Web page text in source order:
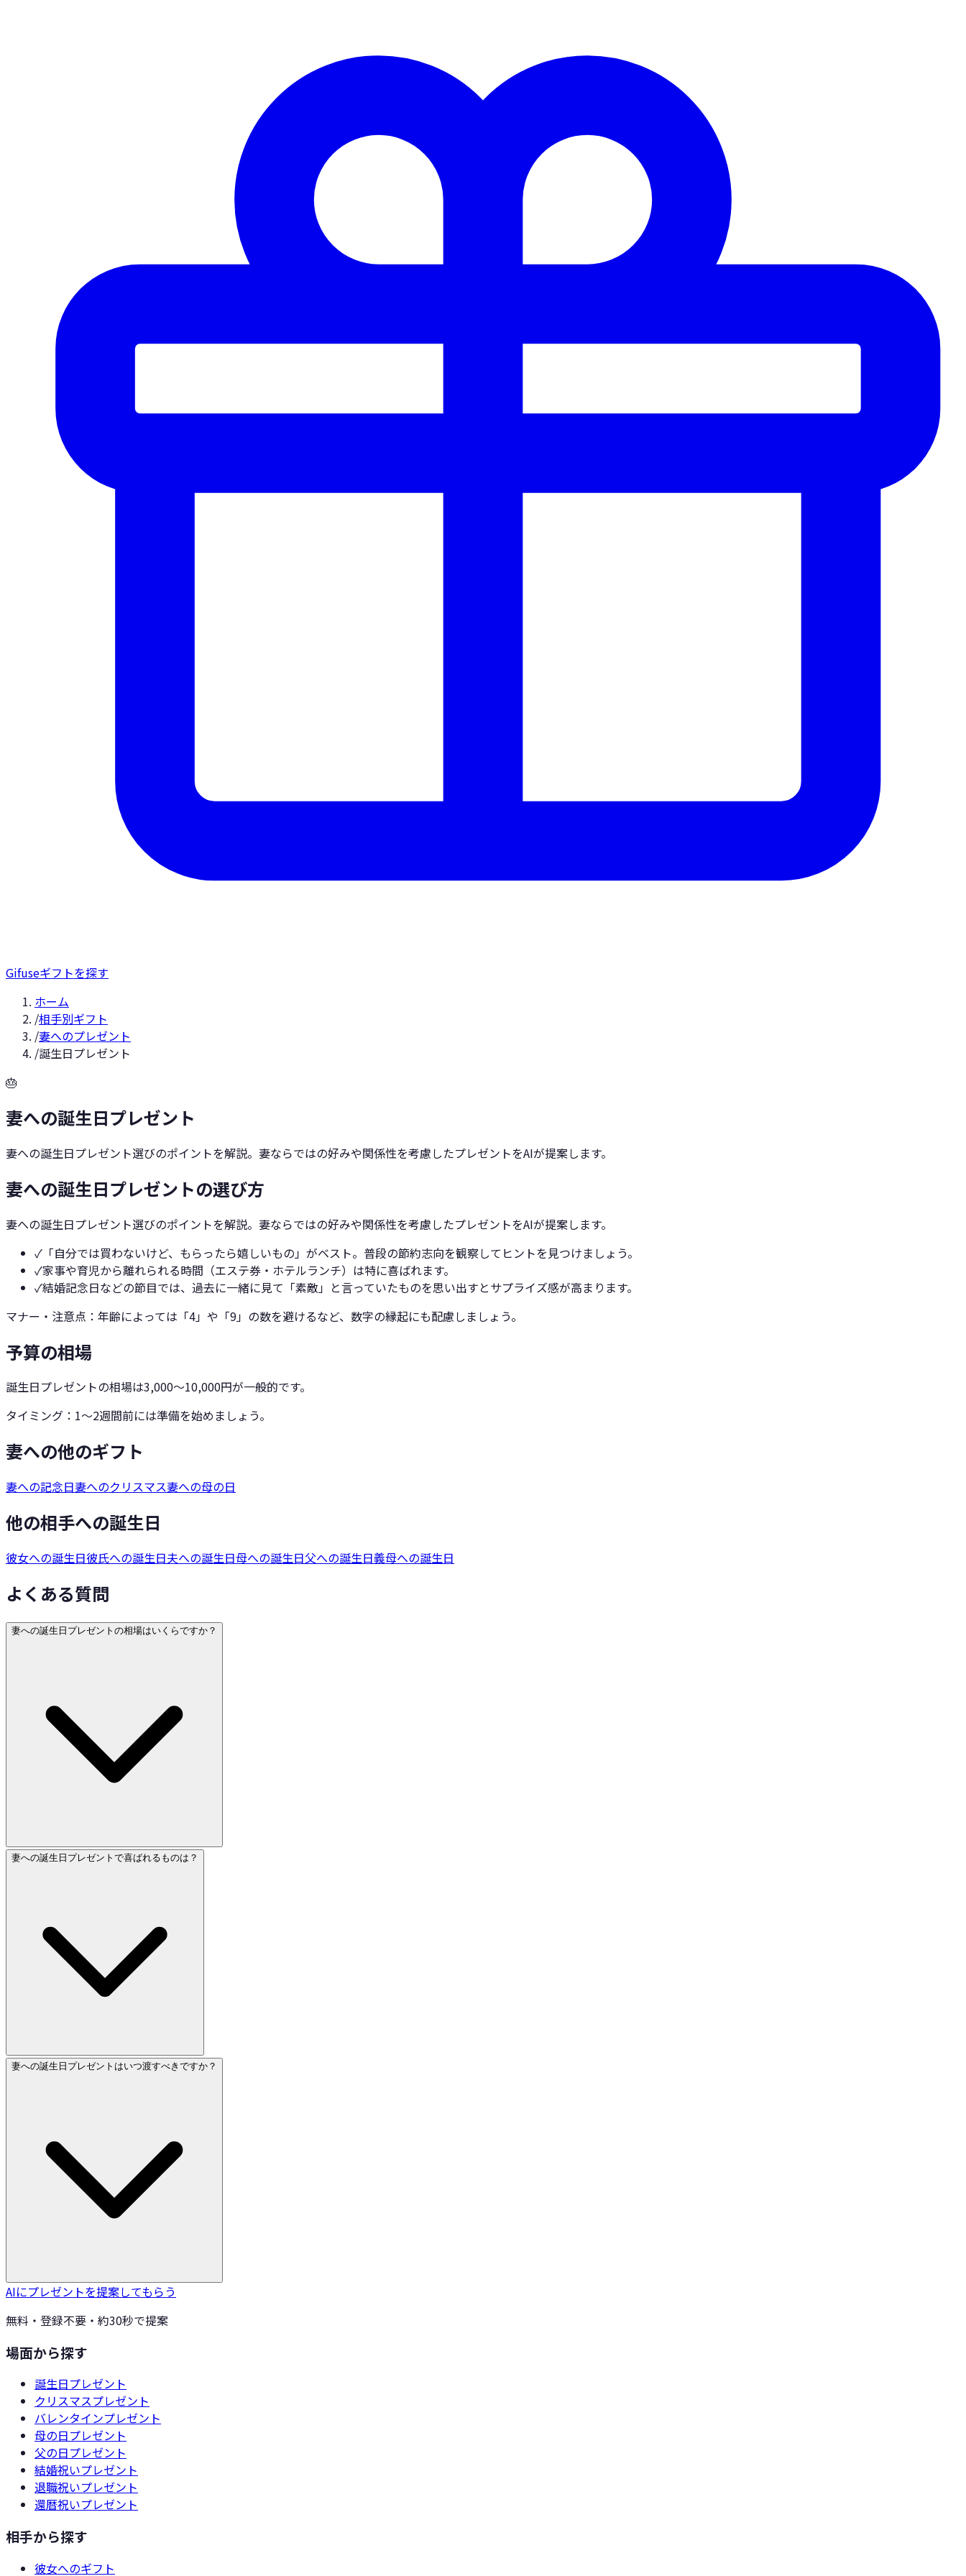
Gifuseギフトを探す
ホーム
/相手別ギフト
/妻へのプレゼント
/誕生日プレゼント
🎂
妻への誕生日プレゼント
妻への誕生日プレゼント選びのポイントを解説。妻ならではの好みや関係性を考慮したプレゼントをAIが提案します。
妻への誕生日プレゼントの選び方
妻への誕生日プレゼント選びのポイントを解説。妻ならではの好みや関係性を考慮したプレゼントをAIが提案します。
✓ 「自分では買わないけど、もらったら嬉しいもの」がベスト。普段の節約志向を観察してヒントを見つけましょう。
✓家事や育児から離れられる時間（エステ券・ホテルランチ）は特に喜ばれます。
✓結婚記念日などの節目では、過去に一緒に見て「素敵」と言っていたものを思い出すとサプライズ感が高まります。
マナー・注意点： 年齢によっては「4」や「9」の数を避けるなど、数字の縁起にも配慮しましょう。
予算の相場
誕生日プレゼントの相場は3,000〜10,000円が一般的です。
タイミング： 1〜2週間前には準備を始めましょう。
妻への他のギフト
妻への記念日妻へのクリスマス妻への母の日
他の相手への誕生日
彼女への誕生日彼氏への誕生日夫への誕生日母への誕生日父への誕生日義母への誕生日
よくある質問
妻への誕生日プレゼントの相場はいくらですか？
妻への誕生日プレゼントで喜ばれるものは？
妻への誕生日プレゼントはいつ渡すべきですか？
AIにプレゼントを提案してもらう
無料・登録不要・約30秒で提案
場面から探す
誕生日プレゼント
クリスマスプレゼント
バレンタインプレゼント
母の日プレゼント
父の日プレゼント
結婚祝いプレゼント
退職祝いプレゼント
還暦祝いプレゼント
相手から探す
彼女へのギフト